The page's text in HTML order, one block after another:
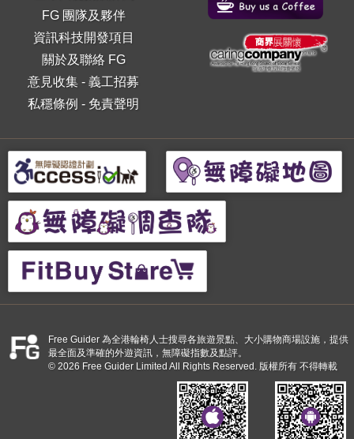
FG 團隊及夥伴
資訊科技開發項目
關於及聯絡 FG
意見收集 -義工招募
私穩條例 - 免責聲明
Free Guider 為全港輪椅人士搜尋各旅遊景點、大小購物商場設施，提供
最全面及準確的外遊資訊，無障礙指數及點評。
© 2026 Free Guider Limited All Rights Reserved. 版權所有 不得轉載